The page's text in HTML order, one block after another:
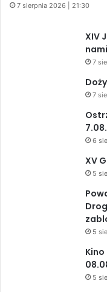
7 sierpnia 2026 | 21:30
XIV
nami
7
7
6
XV
5
5
5